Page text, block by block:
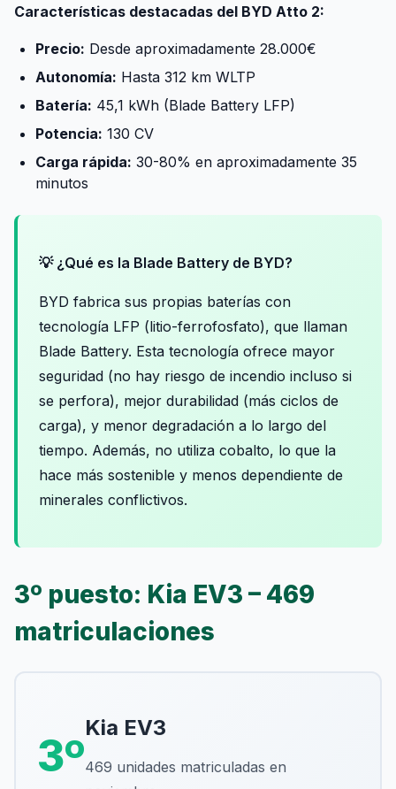
Características destacadas del BYD Atto 2:
Precio: Desde aproximadamente 28.000€
Autonomía: Hasta 312 km WLTP
Batería: 45,1 kWh (Blade Battery LFP)
Potencia: 130 CV
Carga rápida: 30-80% en aproximadamente 35
minutos
💡 ¿Qué es la Blade Battery de BYD?
BYD fabrica sus propias baterías con
tecnología LFP (litio-ferrofosfato), que llaman
Blade Battery. Esta tecnología ofrece mayor
seguridad (no hay riesgo de incendio incluso si
se perfora), mejor durabilidad (más ciclos de
carga), y menor degradación a lo largo del
tiempo. Además, no utiliza cobalto, lo que la
hace más sostenible y menos dependiente de
minerales conflictivos.
3º puesto: Kia EV3 – 469
matriculaciones
3º
Kia EV3
469 unidades matriculadas en